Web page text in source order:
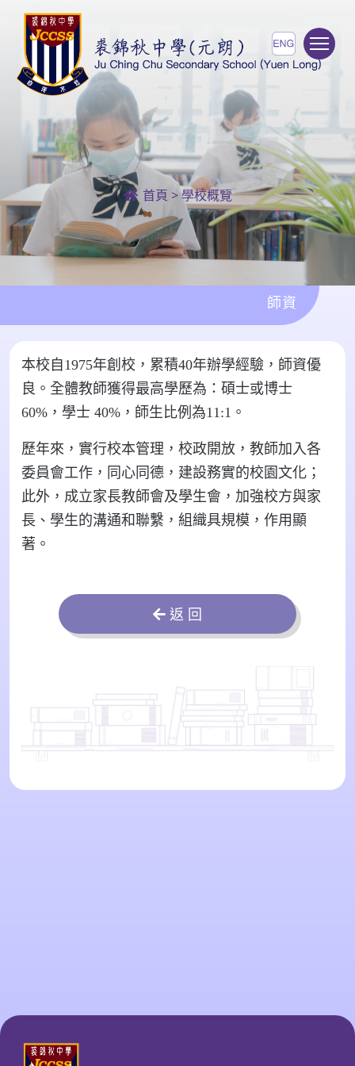
首頁 >學校概覽
師資
本校自1975年創校，累積40年辦學經驗，師資優
良。全體教師獲得最高學歷為：碩士或博士
60%，學士 40%，師生比例為11:1。
歷年來，實行校本管理，校政開放，教師加入各
委員會工作，同心同德，建設務實的校園文化；
此外，成立家長教師會及學生會，加強校方與家
長、學生的溝通和聯繫，組織具規模，作用顯
著。
返 回